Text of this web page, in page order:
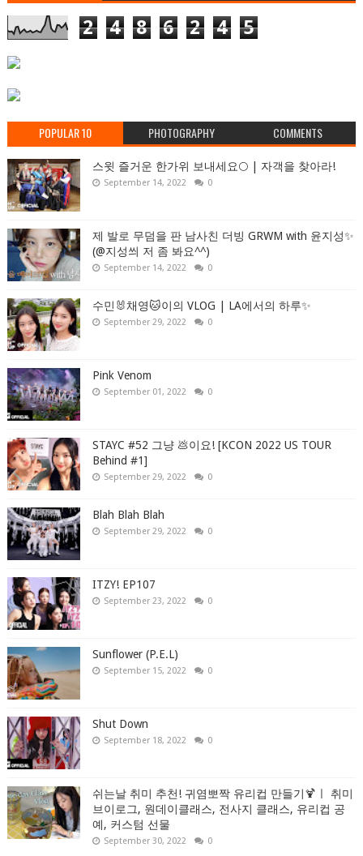
2 4 8 6 2 4 5
POPULAR 10 PHOTOGRAPHY COMMENTS
스윗 즐거운 한가위 보내세요🌕 | 자객을 찾아라!
September 14, 2022 0
제 발로 무덤을 판 남사친 더빙 GRWM with 윤지성✨
(@지성씌 저 좀 봐요^^)
September 14, 2022 0
수민🐰채영🐱이의 VLOG | LA에서의 하루✨
September 29, 2022 0
Pink Venom
September 01, 2022 0
STAYC #52 그냥 💩이요! [KCON 2022 US TOUR
Behind #1]
September 29, 2022 0
Blah Blah Blah
September 29, 2022 0
ITZY! EP107
September 23, 2022 0
Sunflower (P.E.L)
September 15, 2022 0
Shut Down
September 18, 2022 0
쉬는날 취미 추천! 귀염뽀짝 유리컵 만들기🍹ㅣ 취미
브이로그, 원데이클래스, 전사지 클래스, 유리컵 공
예, 커스텀 선물
September 30, 2022 0